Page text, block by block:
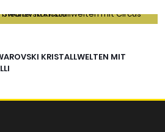
KRISTALLWELTEN MIT